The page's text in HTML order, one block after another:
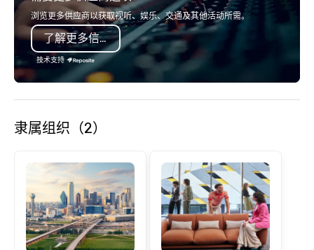
浏览更多供应商以获取视听、娱乐、交通及其他活动所需。
了解更多信息
技术支持
隶属组织（2）